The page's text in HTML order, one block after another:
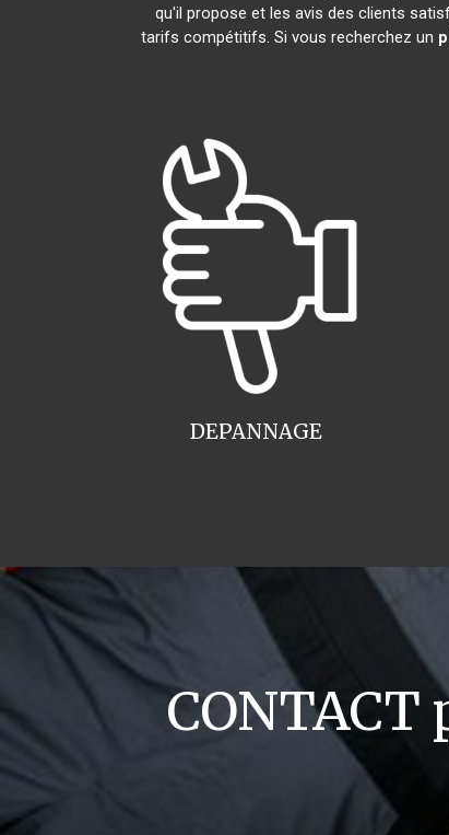
qu'il propose et les avis des clients
tarifs compétitifs. Si vous recherchez un
DEPANNAGE